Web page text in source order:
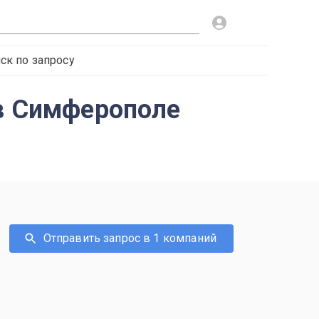
по запросу
Симферополе
Отправить запрос в 1 компаний